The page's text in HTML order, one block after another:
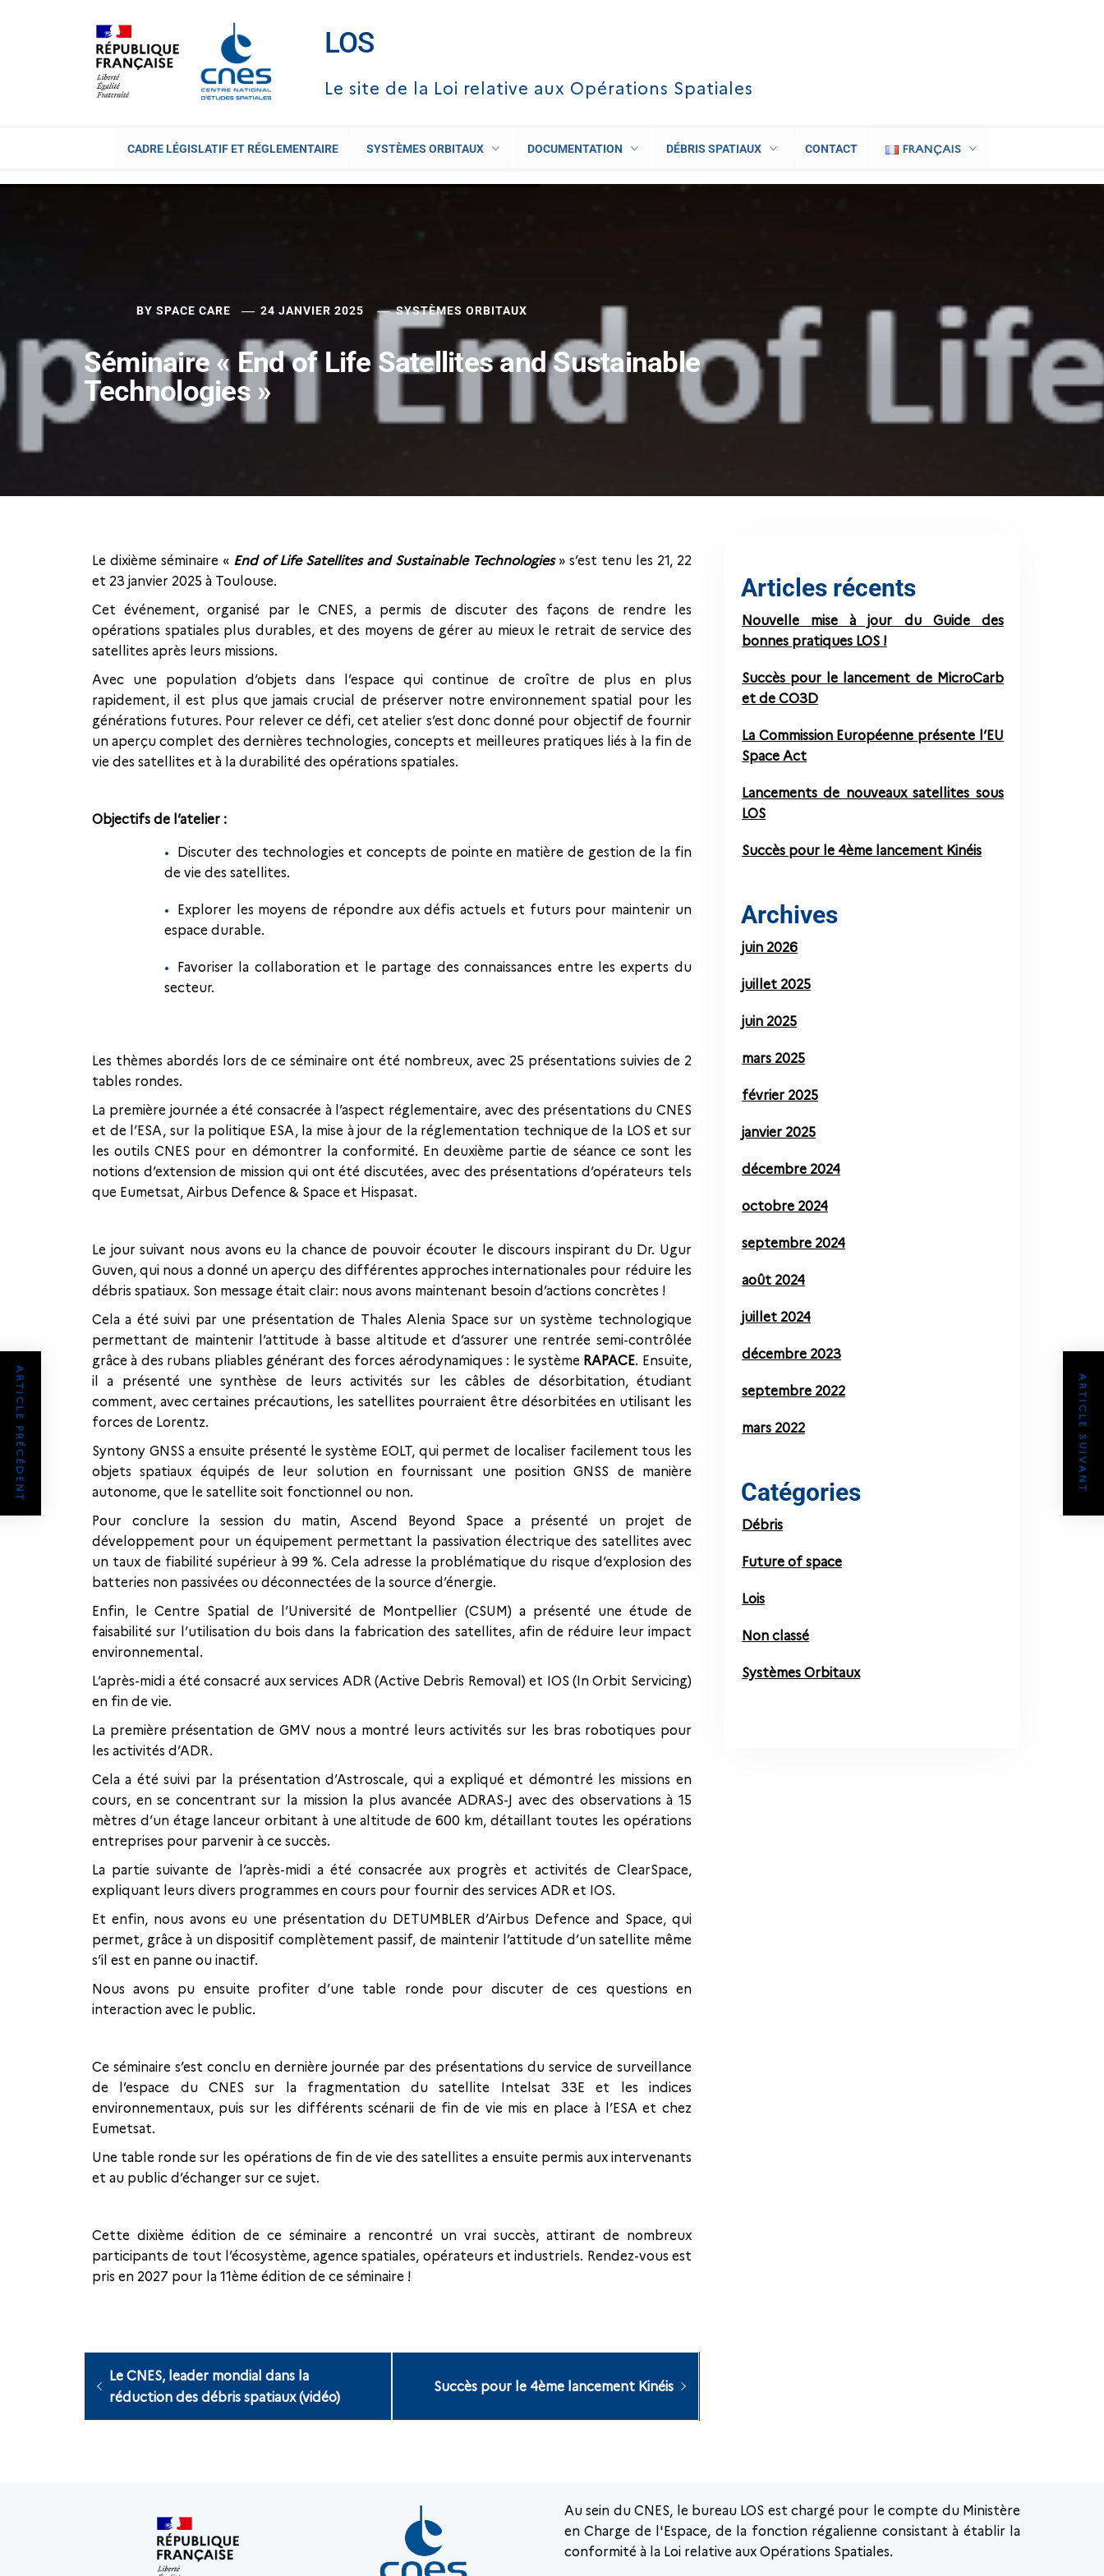
LOS
Le site de la Loi relative aux Opérations Spatiales
CADRE LÉGISLATIF ET RÉGLEMENTAIRE SYSTÈMES ORBITAUX DOCUMENTATION DÉBRIS SPATIAUX CONTACT FRANÇAIS
BY SPACE CARE 24 JANVIER 2025 SYSTÈMES ORBITAUX
Séminaire « End of Life Satellites and Sustainable
Technologies »
Le dixième séminaire « End of Life Satellites and Sustainable Technologies» s’est tenu les 21, 22
et 23 janvier 2025 à Toulouse.
Cet événement, organisé par le CNES, a permis de discuter des façons de rendre les
opérations spatiales plus durables, et des moyens de gérer au mieux le retrait de service des
satellites après leurs missions.
Avec une population d’objets dans l’espace qui continue de croître de plus en plus
rapidement, il est plus que jamais crucial de préserver notre environnement spatial pour les
générations futures. Pour relever ce défi, cet atelier s’est donc donné pour objectif de fournir
un aperçu complet des dernières technologies, concepts et meilleures pratiques liés à la fin de
vie des satellites et à la durabilité des opérations spatiales.
Objectifs de l’atelier :
Discuter des technologies et concepts de pointe en matière de gestion de la fin
de vie des satellites.
Explorer les moyens de répondre aux défis actuels et futurs pour maintenir un
espace durable.
Favoriser la collaboration et le partage des connaissances entre les experts du
secteur.
Les thèmes abordés lors de ce séminaire ont été nombreux, avec 25 présentations suivies de 2
tables rondes.
La première journée a été consacrée à l’aspect réglementaire, avec des présentations du CNES
et de l’ESA, sur la politique ESA, la mise à jour de la réglementation technique de la LOS et sur
les outils CNES pour en démontrer la conformité. En deuxième partie de séance ce sont les
notions d’extension de mission qui ont été discutées, avec des présentations d’opérateurs tels
que Eumetsat, Airbus Defence & Space et Hispasat.
Le jour suivant nous avons eu la chance de pouvoir écouter le discours inspirant du Dr. Ugur
Guven, qui nous a donné un aperçu des différentes approches internationales pour réduire les
débris spatiaux. Son message était clair: nous avons maintenant besoin d’actions concrètes !
Cela a été suivi par une présentation de Thales Alenia Space sur un système technologique
permettant de maintenir l’attitude à basse altitude et d’assurer une rentrée semi-contrôlée
grâce à des rubans pliables générant des forces aérodynamiques : le système RAPACE. Ensuite,
il a présenté une synthèse de leurs activités sur les câbles de désorbitation, étudiant
comment, avec certaines précautions, les satellites pourraient être désorbitées en utilisant les
forces de Lorentz.
Syntony GNSS a ensuite présenté le système EOLT, qui permet de localiser facilement tous les
objets spatiaux équipés de leur solution en fournissant une position GNSS de manière
autonome, que le satellite soit fonctionnel ou non.
Pour conclure la session du matin, Ascend Beyond Space a présenté un projet de
développement pour un équipement permettant la passivation électrique des satellites avec
un taux de fiabilité supérieur à 99 %. Cela adresse la problématique du risque d’explosion des
batteries non passivées ou déconnectées de la source d’énergie.
Enfin, le Centre Spatial de l’Université de Montpellier (CSUM) a présenté une étude de
faisabilité sur l’utilisation du bois dans la fabrication des satellites, afin de réduire leur impact
environnemental.
L’après-midi a été consacré aux services ADR (Active Debris Removal) et IOS (In Orbit Servicing)
en fin de vie.
La première présentation de GMV nous a montré leurs activités sur les bras robotiques pour
les activités d’ADR.
Cela a été suivi par la présentation d’Astroscale, qui a expliqué et démontré les missions en
cours, en se concentrant sur la mission la plus avancée ADRAS-J avec des observations à 15
mètres d’un étage lanceur orbitant à une altitude de 600 km, détaillant toutes les opérations
entreprises pour parvenir à ce succès.
La partie suivante de l’après-midi a été consacrée aux progrès et activités de ClearSpace,
expliquant leurs divers programmes en cours pour fournir des services ADR et IOS.
Et enfin, nous avons eu une présentation du DETUMBLER d’Airbus Defence and Space, qui
permet, grâce à un dispositif complètement passif, de maintenir l’attitude d’un satellite même
s’il est en panne ou inactif.
Nous avons pu ensuite profiter d’une table ronde pour discuter de ces questions en
interaction avec le public.
Ce séminaire s’est conclu en dernière journée par des présentations du service de surveillance
de l’espace du CNES sur la fragmentation du satellite Intelsat 33E et les indices
environnementaux, puis sur les différents scénarii de fin de vie mis en place à l’ESA et chez
Eumetsat.
Une table ronde sur les opérations de fin de vie des satellites a ensuite permis aux intervenants
et au public d’échanger sur ce sujet.
Cette dixième édition de ce séminaire a rencontré un vrai succès, attirant de nombreux
participants de tout l’écosystème, agence spatiales, opérateurs et industriels. Rendez-vous est
pris en 2027 pour la 11ème édition de ce séminaire !
Le CNES, leader mondial dans la
réduction des débris spatiaux (vidéo)
Succès pour le 4ème lancement Kinéis
ARTICLE PRÉCÉDENT ARTICLE SUIVANT
Articles récents
Nouvelle mise à jour du Guide des
bonnes pratiques LOS !
Succès pour le lancement de MicroCarb
et de CO3D
La Commission Européenne présente l’EU
Space Act
Lancements de nouveaux satellites sous
LOS
Succès pour le 4ème lancement Kinéis
Archives
juin 2026
juillet 2025
juin 2025
mars 2025
février 2025
janvier 2025
décembre 2024
octobre 2024
septembre 2024
août 2024
juillet 2024
décembre 2023
septembre 2022
mars 2022
Catégories
Débris
Future of space
Lois
Non classé
Systèmes Orbitaux
Au sein du CNES, le bureau LOS est chargé pour le compte du Ministère
en Charge de l'Espace, de la fonction régalienne consistant à établir la
conformité à la Loi relative aux Opérations Spatiales.